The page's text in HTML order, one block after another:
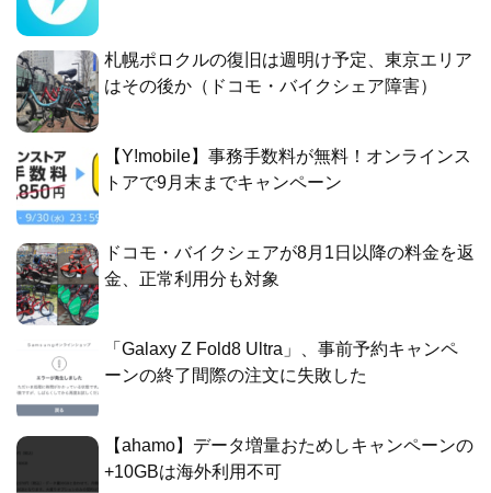
札幌ポロクルの復旧は週明け予定、東京エリア
はその後か（ドコモ・バイクシェア障害）
【Y!mobile】事務手数料が無料！オンラインス
トアで9月末までキャンペーン
ドコモ・バイクシェアが8月1日以降の料金を返
金、正常利用分も対象
「Galaxy Z Fold8 Ultra」、事前予約キャンペ
ーンの終了間際の注文に失敗した
【ahamo】データ増量おためしキャンペーンの
+10GBは海外利用不可